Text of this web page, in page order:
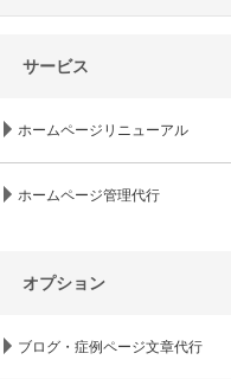
サービス
ホームページリニューアル
ホームページ管理代行
オプション
ブログ・症例ページ文章代行